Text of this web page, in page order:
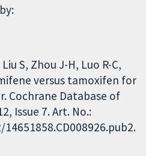
Liu S, Zhou J-H, Luo R-C,
versus tamoxifen for
Cochrane Database of
Issue 7. Art. No.:
14651858.CD008926.pub2.